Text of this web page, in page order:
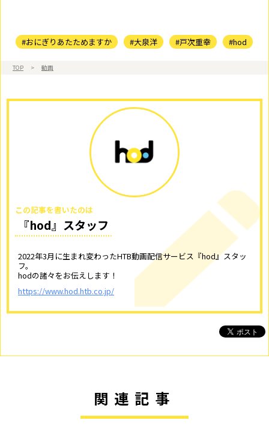
#おにぎりあたためますか #大泉洋 #戸次重幸 #hod
TOP > 動画
この記事を書いたのは
『hod』スタッフ
2022年3月に生まれ変わったHTB動画配信サービス『hod』スタッ
フ。
hodの諸々をお伝えします！
https://www.hod.htb.co.jp/
関連記事